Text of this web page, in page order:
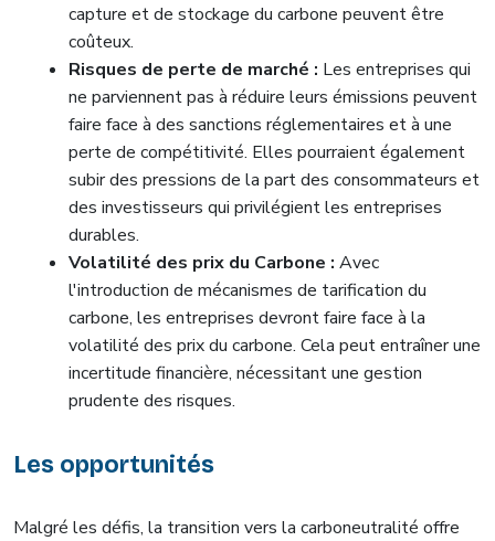
capture et de stockage du carbone peuvent être
coûteux.
Risques de perte de marché : Les entreprises qui
ne parviennent pas à réduire leurs émissions peuvent
faire face à des sanctions réglementaires et à une
perte de compétitivité. Elles pourraient également
subir des pressions de la part des consommateurs et
des investisseurs qui privilégient les entreprises
durables.
Volatilité des prix du Carbone : Avec
l'introduction de mécanismes de tarification du
carbone, les entreprises devront faire face à la
volatilité des prix du carbone. Cela peut entraîner une
incertitude financière, nécessitant une gestion
prudente des risques.
Les opportunités
Malgré les défis, la transition vers la carboneutralité offre